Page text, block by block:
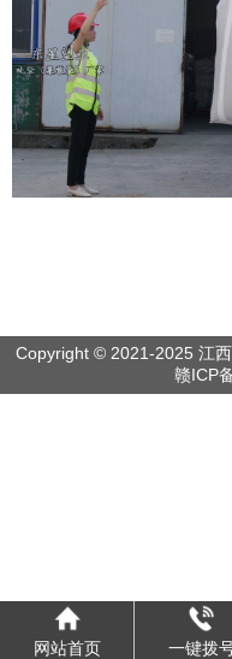
Copyright © 2021-2025 江
赣ICP
网站首页 一键拨